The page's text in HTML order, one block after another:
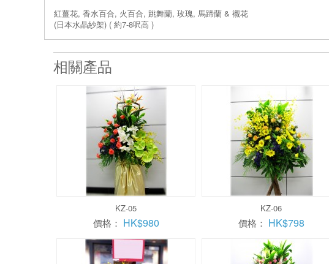
紅薑花, 香水百合, 火百合, 跳舞蘭, 玫瑰, 馬蹄蘭 & 襯花
(日本水晶紗架) ( 約7-8呎高 )
相關產品
KZ-05
價格： HK$980
KZ-06
價格： HK$798